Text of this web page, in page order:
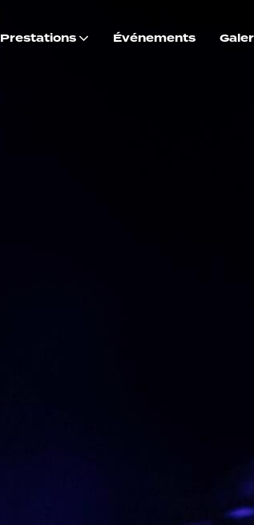
Prestations Événements